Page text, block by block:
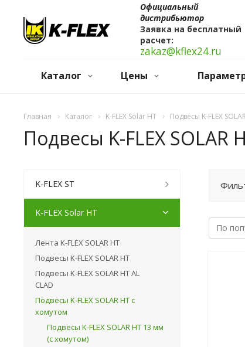
Официальный
дистрибьютор
Заявка на бесплатный
расчет:
zakaz@kflex24.ru
Каталог Цены
Главная Каталог K-FLEX Solar HT Подвесы K-FLEX
Подвесы K-FLEX
K-FLEX ST
K-FLEX Solar HT
Лента K-FLEX SOLAR HT
Подвесы K-FLEX SOLAR HT
Подвесы K-FLEX SOLAR HT AL
CLAD
Подвесы K-FLEX SOLAR HT с
хомутом
Подвесы K-FLEX SOLAR HT 13 мм
(с хомутом)